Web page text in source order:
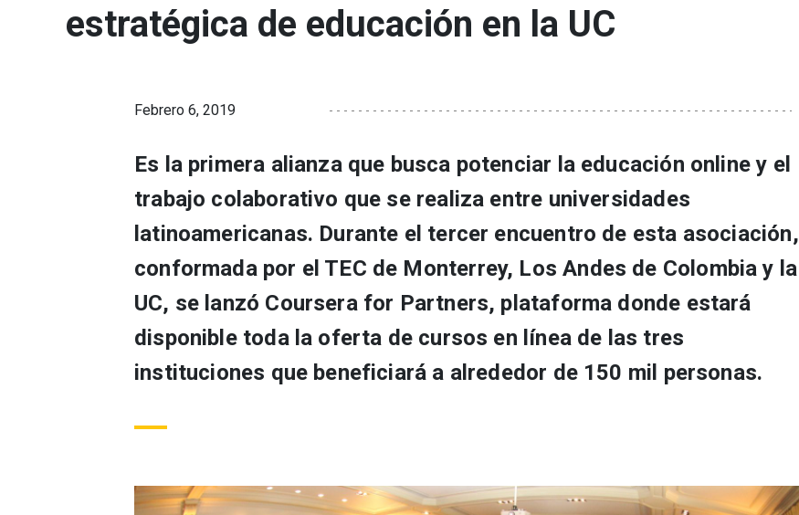
estratégica de educación en la UC
Febrero 6, 2019
Es la primera alianza que busca potenciar la educación online y el
trabajo colaborativo que se realiza entre universidades
latinoamericanas. Durante el tercer encuentro de esta asociación,
conformada por el TEC de Monterrey, Los Andes de Colombia y la
UC, se lanzó Coursera for Partners, plataforma donde estará
disponible toda la oferta de cursos en línea de las tres
instituciones que beneficiará a alrededor de 150 mil personas.